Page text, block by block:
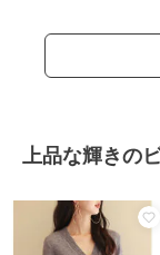
上品な輝きの